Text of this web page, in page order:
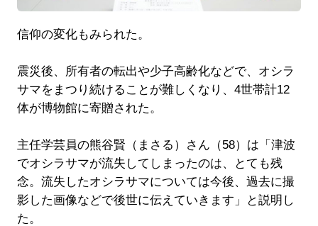
信仰の変化もみられた。
震災後、所有者の転出や少子高齢化などで、オシラ
サマをまつり続けることが難しくなり、4世帯計12
体が博物館に寄贈された。
主任学芸員の熊谷賢（まさる）さん（58）は「津波
でオシラサマが流失してしまったのは、とても残
念。流失したオシラサマについては今後、過去に撮
影した画像などで後世に伝えていきます」と説明し
た。